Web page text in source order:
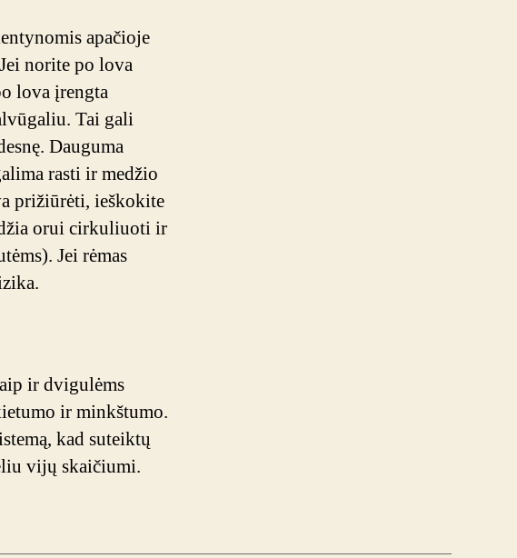
apačioje
norite po lova
lova įrengta
Tai gali
Dauguma
rasti ir medžio
prižiūrėti, ieškokite
orui cirkuliuoti ir
Jei rėmas
ir dvigulėms
ir minkštumo.
kad suteiktų
vijų skaičiumi.